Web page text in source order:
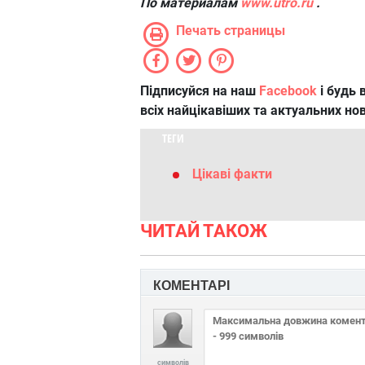
Печать страницы
Підписуйся на наш Facebook і будь
всіх найцікавіших та актуальних
ТЕГИ
Цікаві факти
ЧИТАЙ ТАКОЖ
КОМЕНТАРІ
символів